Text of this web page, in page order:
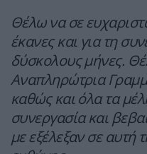
Θέλω να σε
έκανες και για τη
δύσκολους μήνες.
Αναπληρώτρια
καθώς και όλα τα
συνεργασία και
με εξέλεξαν σε αυτή